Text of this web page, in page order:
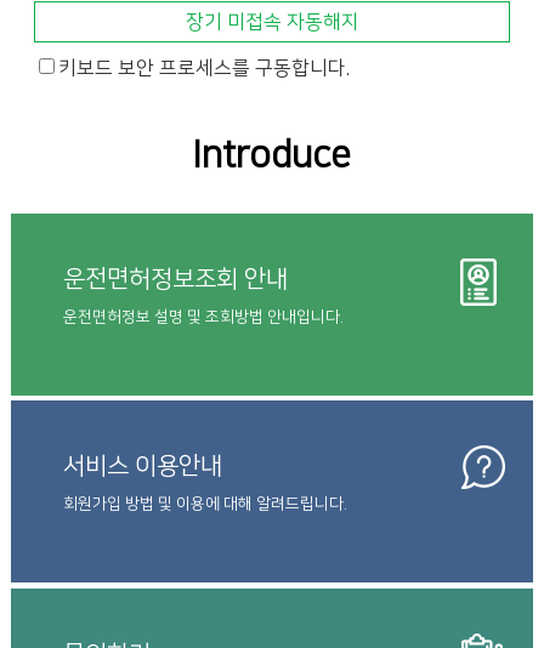
장기 미접속 자동해지
키보드 보안 프로세스를 구동합니다.
Introduce
운전면허정보조회 안내
운전면허정보 설명 및 조회방법 안내입니다.
서비스 이용안내
회원가입 방법 및 이용에 대해 알려드립니다.